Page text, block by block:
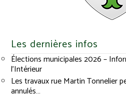
Les dernières infos
Élections municipales 2026 –
l’Intérieur
Les travaux rue Martin Tonnelier
annulés…